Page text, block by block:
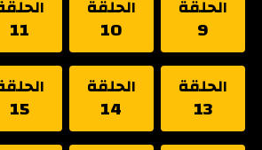
الحلقة
9
الحلقة
10
11
الحلقة
13
الحلقة
14
15